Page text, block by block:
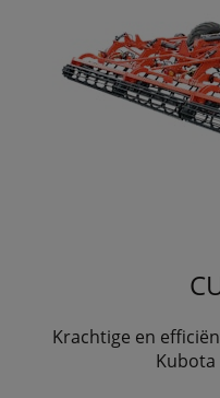
Krachtige en
Kubota